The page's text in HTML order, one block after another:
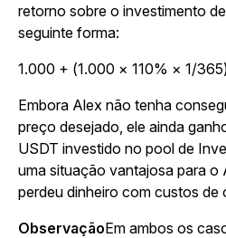
retorno sobre o investimento
seguinte forma:
1.000 + (1.000 × 110% × 1/
Embora Alex não tenha
preço desejado, ele ainda
USDT investido no pool de
uma situação vantajosa para o
perdeu dinheiro com custos de
ObservaçãoEm ambos os